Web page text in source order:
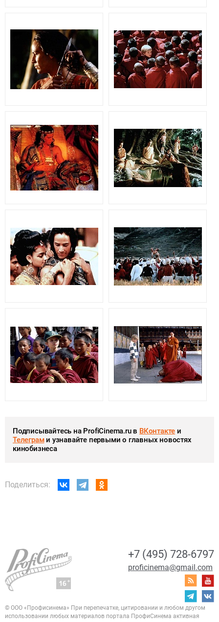
Подписывайтесь на ProfiCinema.ru в ВКонтакте и
Телеграми узнавайте первыми о главных новостях
кинобизнеса
Поделиться:
+7 (495) 728-6797
proficinema@gmail.com
© ООО «Профисинема» При перепечатке, цитировании и любом другом
использовании любых материалов портала ПрофиСинема активная